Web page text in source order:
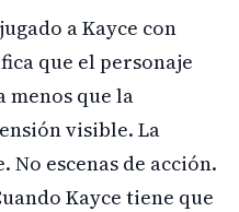
a Kayce con
que el personaje
menos que la
visible. La
No escenas de acción.
Kayce tiene que